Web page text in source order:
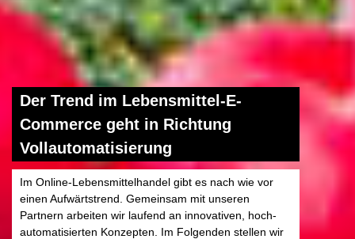
Der Trend im Lebensmittel-E-
Commerce geht in Richtung
Vollautomatisierung
Im Online-Lebensmittelhandel gibt es nach wie vor
einen Aufwärtstrend. Gemeinsam mit unseren
Partnern arbeiten wir laufend an innovativen, hoch-
automatisierten Konzepten. Im Folgenden stellen wir